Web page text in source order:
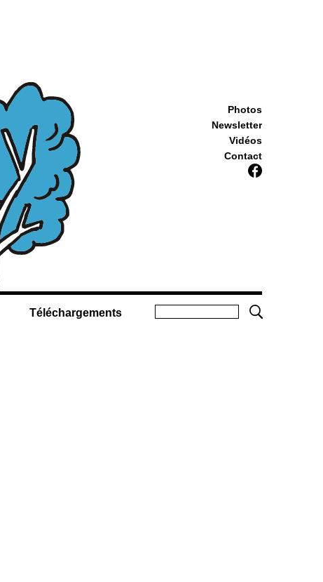
Photos
Newsletter
Vidéos
Contact
Téléchargements